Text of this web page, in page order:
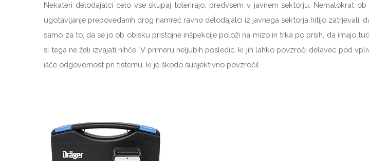
Nekateri delodajalci celo vse skupaj tolerirajo, predvsem v javnem sektorju. Nemalokrat
ugotavljanje prepovedanih drog namreč ravno delodajalci iz javnega sektorja hitijo zatrjevali,
samo za to, da se jo ob obisku pristojne inšpekcije položi na mizo in trka po prsih, da imajo
si tega ne želi izvajati nihče. V primeru neljubih posledic, ki jih lahko povzroči delavec pod
išče odgovornost pri tistemu, ki je škodo subjektivno povzročil.